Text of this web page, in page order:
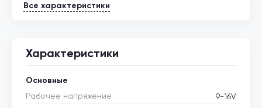
Все характеристики
Характеристики
Основные
Рабочее напряжение
9-16V